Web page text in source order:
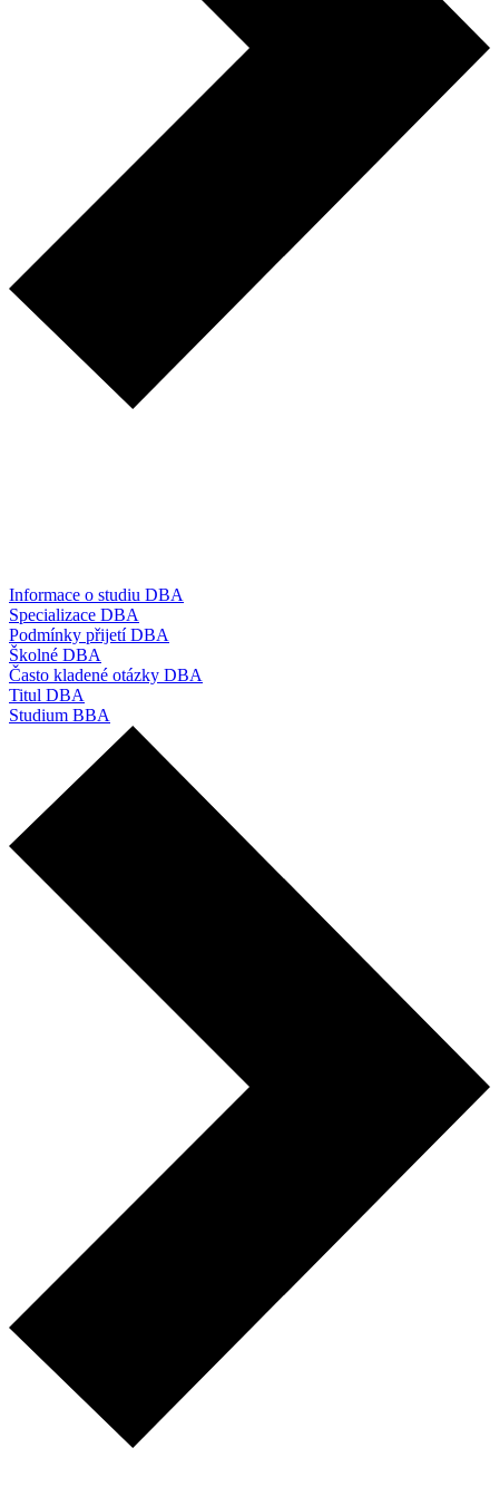
Informace o studiu DBA
Specializace DBA
Podmínky přijetí DBA
Školné DBA
Často kladené otázky DBA
Titul DBA
Studium BBA